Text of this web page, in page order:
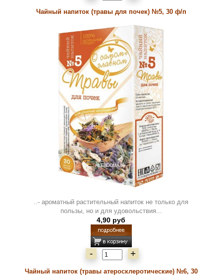
Чайный напиток (травы для почек) №5, 30 ф/п
..- ароматный растительный напиток не только для
пользы, но и для удовольствия...
4,90 руб
- +
Чайный напиток (травы атеросклеротические) №6, 30